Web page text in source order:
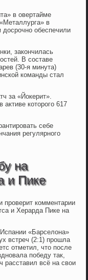
в овертайме
в
обеспечили
закончилась
В составе
(30-я минута)
команды стал
за «Йокерит».
которого 617
себе
регулярного
на
и Пике
проверит комментарии
и Херарда Пике на
«Барселона»
встреч (2:1) прошла
отметил, что после
победу так,
расставил всё на свои